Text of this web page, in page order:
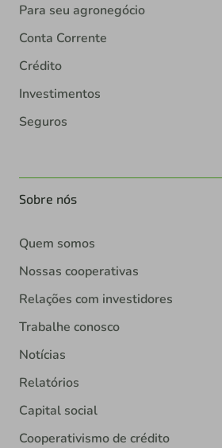
Para seu agronegócio
Conta Corrente
Crédito
Investimentos
Seguros
Sobre nós
Quem somos
Nossas cooperativas
Relações com investidores
Trabalhe conosco
Notícias
Relatórios
Capital social
Cooperativismo de crédito